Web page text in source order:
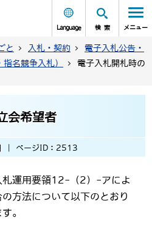
Language 検索 メニュー
と 入札・契約
電子入札公告・
名競争入札）
電子入札開札時の
会希望者
ページID：2513
札運用要領12-（2）-アによ
方法について以下のとおり
。